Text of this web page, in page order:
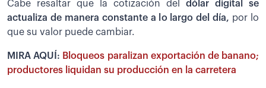
Cabe resaltar que la cotización del dólar digital se
actualiza de manera constante a lo largo del día, por lo
que su valor puede cambiar.
MIRA AQUÍ: Bloqueos paralizan exportación de banano;
productores liquidan su producción en la carretera